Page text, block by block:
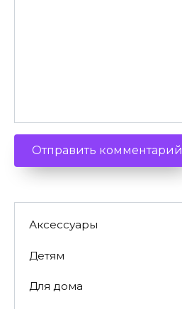
Аксессуары
Детям
Для дома